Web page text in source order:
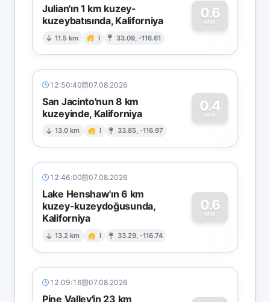
Julian'ın 1 km kuzey-
kuzeybatısında, Kaliforniya
11.5 km I 33.09, -116.61
0.6
MW
0
12:50:40 07.08.2026
San Jacinto'nun 8 km
kuzeyinde, Kaliforniya
13.0 km I 33.85, -116.97
0.4
MW
0
12:46:00 07.08.2026
Lake Henshaw'ın 6 km
kuzey-kuzeydoğusunda,
Kaliforniya
13.2 km I 33.29, -116.74
0.6
MW
0
12:09:16 07.08.2026
Pine Valley'in 23 km